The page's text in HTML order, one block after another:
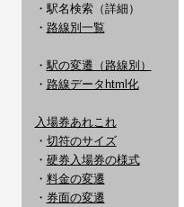
・駅名検索（詳細）
・ 路線別一覧
・ 駅の変遷（路線別）
・ 路線データhtml化
入場券あれこれ
・ 切符のサイズ
・ 硬券入場券の様式
・ 料金の変遷
・ 券面の変遷